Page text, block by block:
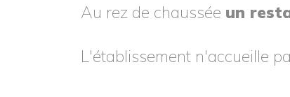
Au rez de chaussée un
L'établissement n'accueille